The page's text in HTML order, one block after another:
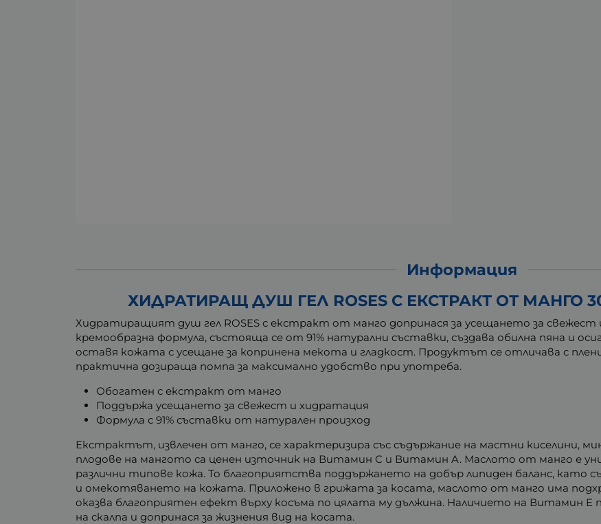
Информация
ХИДРАТИРАЩ ДУШ ГЕЛ ROSES С ЕКСТРАКТ ОТ МАНГО
Хидратиращият душ гел ROSES с екстракт от манго допринася за усещането за
кремообразна формула, състояща се от 91% натурални съставки, създава обилна пяна и
оставя кожата с усещане за копринена мекота и гладкост. Продуктът се отличава с
практична дозираща помпа за максимално удобство при употреба.
Обогатен с екстракт от манго
Поддържа усещането за свежест и хидратация
Формула с 91% съставки от натурален произход
Екстрактът, извлечен от манго, се характеризира със съдържание на мастни киселини,
плодове на мангото са ценен източник на Витамин C и Витамин A. Маслото от манго е
различни типове кожа. То благоприятства поддържането на добър липиден баланс, като
и омекотяването на кожата. Приложено в грижата за косата, маслото от манго има
оказва благоприятен ефект върху косъма по цялата му дължина. Наличието на Витамин
на скалпа и допринася за жизнения вид на косата.